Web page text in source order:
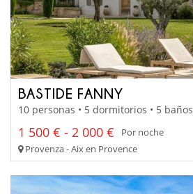
BASTIDE FANNY
10 personas • 5 dormitorios • 5 baños
1 500 € - 2 000 €
Por noche
Provenza - Aix en Provence